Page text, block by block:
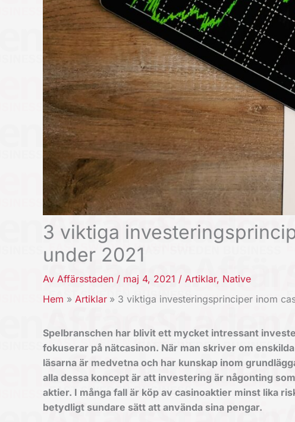
3 viktiga
under 2021
Av Affärsstaden / maj 4, 2021 / Artiklar, Native
Hem
Artiklar 3 viktiga investeringsprinciper inom
Spelbranschen har blivit ett mycket intressant
fokuserar på nätcasinon. När man skriver om
läsarna är medvetna och har kunskap inom
alla dessa koncept är att investering är någonting
aktier. I många fall är köp av casinoaktier minst lika
betydligt sundare sätt att använda sina pengar.